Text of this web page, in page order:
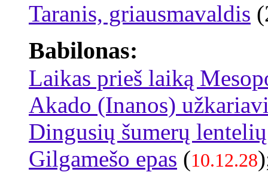
Taranis, griausmavaldis
Babilonas:
Laikas prieš laiką
Akado (Inanos)
Dingusių šumerų
Gilgamešo epas (10.12.28